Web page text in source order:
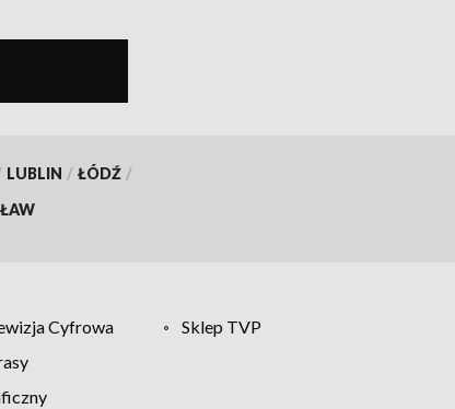
LUBLIN / ŁÓDŹ /
Cyfrowa
Sklep TVP